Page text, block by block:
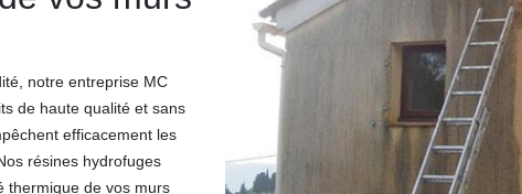
notre entreprise MC
de haute qualité et sans
efficacement les
résines hydrofuges
thermique de vos murs